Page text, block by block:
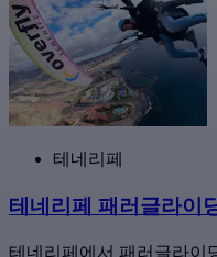
테네리페
테네리페 패러글라이
테네리페에서 패러글라이